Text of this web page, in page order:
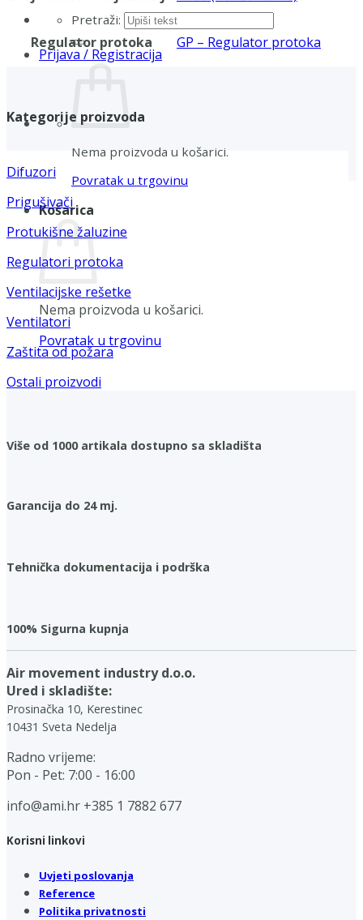
Pretraži:
Prijava / Registracija
Nema proizvoda u košarici.
Povratak u trgovinu
Košarica
Nema proizvoda u košarici.
Povratak u trgovinu
Regulator protoka GP – Regulator protoka
Kategorije proizvoda
Difuzori
Prigušivači
Protukišne žaluzine
Regulatori protoka
Ventilacijske rešetke
Ventilatori
Zaštita od požara
Ostali proizvodi
Više od 1000 artikala dostupno sa skladišta
Garancija do 24 mj.
Tehnička dokumentacija i podrška
100% Sigurna kupnja
Air movement industry d.o.o.
Ured i skladište:
Prosinačka 10, Kerestinec
10431 Sveta Nedelja
Radno vrijeme:
Pon - Pet: 7:00 - 16:00
info@ami.hr +385 1 7882 677
Korisni linkovi
Uvjeti poslovanja
Reference
Politika privatnosti